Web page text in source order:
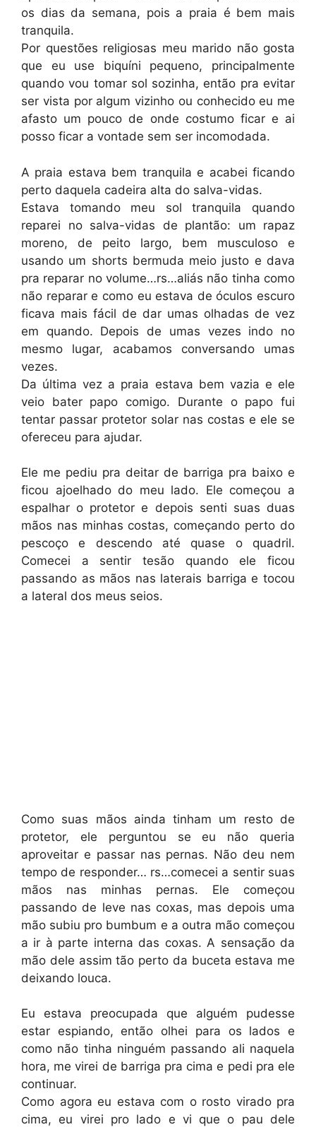
os dias da semana, pois a praia é bem mais
tranquila.
Por questões religiosas meu marido não gosta
que eu use biquíni pequeno, principalmente
quando vou tomar sol sozinha, então pra evitar
ser vista por algum vizinho ou conhecido eu me
afasto um pouco de onde costumo ficar e ai
posso ficar a vontade sem ser incomodada.
A praia estava bem tranquila e acabei ficando
perto daquela cadeira alta do salva-vidas.
Estava tomando meu sol tranquila quando
reparei no salva-vidas de plantão: um rapaz
moreno, de peito largo, bem musculoso e
usando um shorts bermuda meio justo e dava
pra reparar no volume…rs…aliás não tinha como
não reparar e como eu estava de óculos escuro
ficava mais fácil de dar umas olhadas de vez
em quando. Depois de umas vezes indo no
mesmo lugar, acabamos conversando umas
vezes.
Da última vez a praia estava bem vazia e ele
veio bater papo comigo. Durante o papo fui
tentar passar protetor solar nas costas e ele se
ofereceu para ajudar.
Ele me pediu pra deitar de barriga pra baixo e
ficou ajoelhado do meu lado. Ele começou a
espalhar o protetor e depois senti suas duas
mãos nas minhas costas, começando perto do
pescoço e descendo até quase o quadril.
Comecei a sentir tesão quando ele ficou
passando as mãos nas laterais barriga e tocou
a lateral dos meus seios.
Como suas mãos ainda tinham um resto de
protetor, ele perguntou se eu não queria
aproveitar e passar nas pernas. Não deu nem
tempo de responder… rs…comecei a sentir suas
mãos nas minhas pernas. Ele começou
passando de leve nas coxas, mas depois uma
mão subiu pro bumbum e a outra mão começou
a ir à parte interna das coxas. A sensação da
mão dele assim tão perto da buceta estava me
deixando louca.
Eu estava preocupada que alguém pudesse
estar espiando, então olhei para os lados e
como não tinha ninguém passando ali naquela
hora, me virei de barriga pra cima e pedi pra ele
continuar.
Como agora eu estava com o rosto virado pra
cima, eu virei pro lado e vi que o pau dele